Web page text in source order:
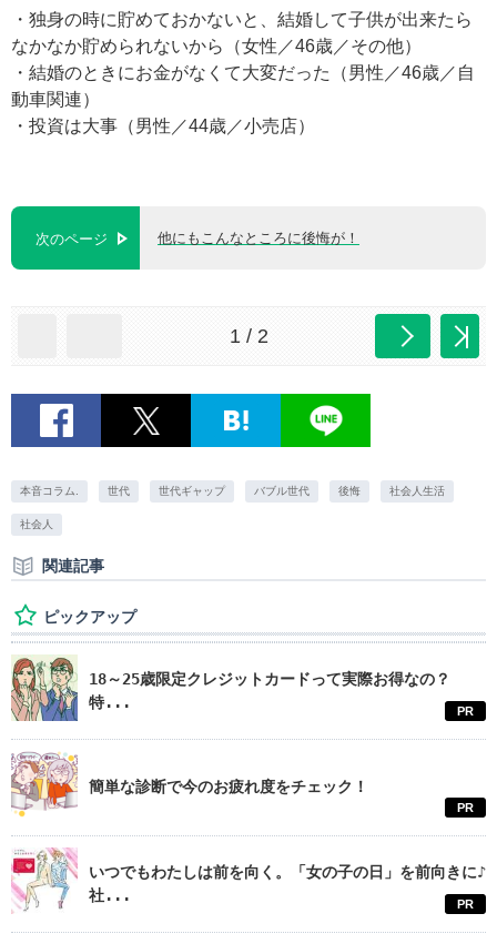
・独身の時に貯めておかないと、結婚して子供が出来たら
なかなか貯められないから（女性／46歳／その他）
・結婚のときにお金がなくて大変だった（男性／46歳／自
動車関連）
・投資は大事（男性／44歳／小売店）
次のページ 他にもこんなところに後悔が！
1 / 2
本音コラム. 世代 世代ギャップ バブル世代 後悔 社会人生活
社会人
関連記事
ピックアップ
18～25歳限定クレジットカードって実際お得なの？
特...
PR
簡単な診断で今のお疲れ度をチェック！
PR
いつでもわたしは前を向く。「女の子の日」を前向きに♪
社...
PR